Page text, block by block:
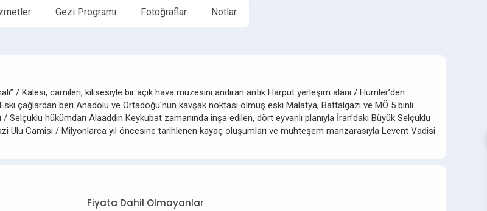
Gezi Programı Fotoğraflar Notlar
/ Kalesi, camileri, kilisesiyle bir açık hava müzesini andıran antik Harput yerleşim alanı / Hurriler’den
/ Eski çağlardan beri Anadolu ve Ortadoğu'nun kavşak noktası olmuş eski Malatya, Battalgazi ve MÖ 5 binli
hükümdarı Alaaddin Keykubat zamanında inşa edilen, dört eyvanlı planıyla İran’daki Büyük Selçuklu
Ulu Camisi / Milyonlarca yıl öncesine tarihlenen kayaç oluşumları ve muhteşem manzarasıyla Levent Vadisi
Fiyata Dahil Olmayanlar